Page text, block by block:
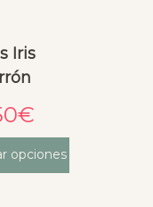
Iris
€
opciones